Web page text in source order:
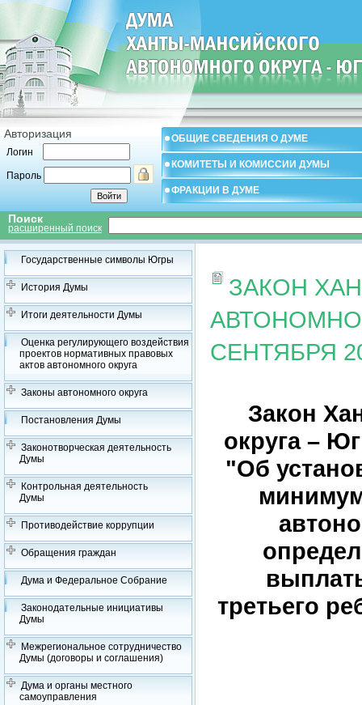
Авторизация
Логин
Пароль
ОБЩИЕ СВЕДЕНИЯ О ДУМЕ
КОМИТЕТЫ И КОМИССИИ ДУМЫ
ФРАКЦИИ В ДУМЕ
Поиск
расширенный поиск
Государственные символы Югры
История Думы
Итоги деятельности Думы
Оценка регулирующего воздействия
проектов нормативных правовых
актов автономного округа
Законы автономного округа
Постановления Думы
Законотворческая деятельность
Думы
Контрольная деятельность
Думы
Противодействие коррупции
Обращения граждан
Дума и Федеральное Собрание
Законодательные инициативы
Думы
Межрегиональное сотрудничество
Думы (договоры и соглашения)
Дума и органы местного
самоуправления
ЗАКОН
СЕНТЯБРЯ
Закон
округа –
"Об
третьего